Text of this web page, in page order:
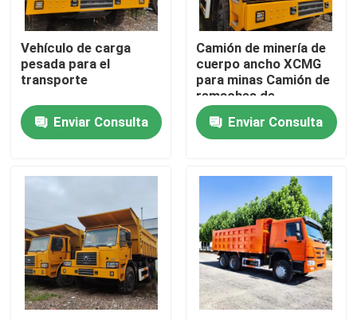
Sobre nosotros
Viaje de la fábrica
Control de calidad
Pida una cita
Camiones Volquetes Usados
Tipper Trucks usada
Vehículo de carga
pesada para el
transporte
Enviar Consulta
Camión de minería de
cuerpo ancho XCMG
para minas Camión de
remaches de
capacidad
personalizable
Enviar Consulta